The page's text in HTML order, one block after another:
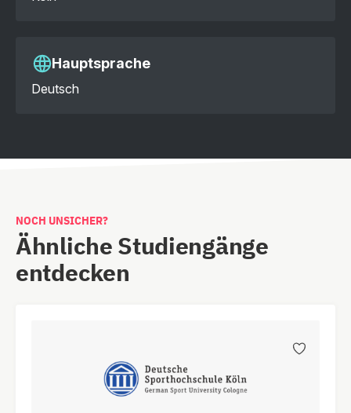
Hauptsprache
Deutsch
NOCH UNSICHER?
Ähnliche Studiengänge
entdecken